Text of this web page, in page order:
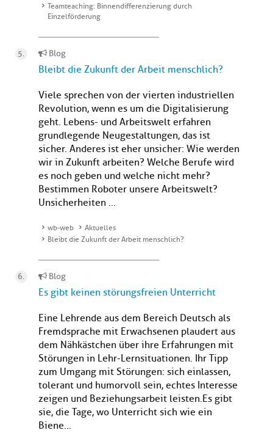
Teamteaching: Binnendifferenzierung durch
Einzelförderung
Blog
Bleibt die Zukunft der Arbeit menschlich?
Viele sprechen von der vierten industriellen
Revolution, wenn es um die Digitalisierung
geht. Lebens- und Arbeitswelt erfahren
grundlegende Neugestaltungen, das ist
sicher. Anderes ist eher unsicher: Wie werden
wir in Zukunft arbeiten? Welche Berufe wird
es noch geben und welche nicht mehr?
Bestimmen Roboter unsere Arbeitswelt?
Unsicherheiten ...
wb-web
Aktuelles
Bleibt die Zukunft der Arbeit menschlich?
Blog
Es gibt keinen störungsfreien Unterricht
Eine Lehrende aus dem Bereich Deutsch als
Fremdsprache mit Erwachsenen plaudert aus
dem Nähkästchen über ihre Erfahrungen mit
Störungen in Lehr-Lernsituationen. Ihr Tipp
zum Umgang mit Störungen: sich einlassen,
tolerant und humorvoll sein, echtes Interesse
zeigen und Beziehungsarbeit leisten.Es gibt
sie, die Tage, wo Unterricht sich wie ein
Biene...